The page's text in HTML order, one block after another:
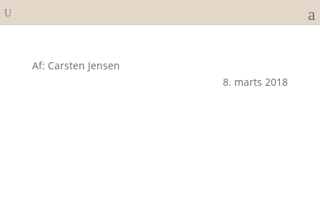
Af: Carsten Jensen
8. marts 2018